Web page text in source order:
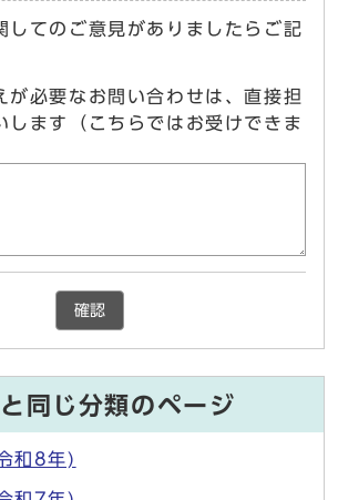
してのご意見がありましたらご記
が必要なお問い合わせは、直接担
します（こちらではお受けできま
確認
同じ分類のページ
和8年)